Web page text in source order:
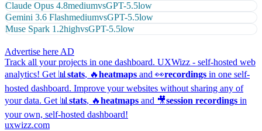
Claude Opus 4.8mediumvsGPT-5.5low
Gemini 3.6 FlashmediumvsGPT-5.5low
Muse Spark 1.2highvsGPT-5.5low
Advertise here AD
Track all your projects in one dashboard. UXWizz - self-hosted web
analytics! Get 📊 stats, 🔥heatmaps and 👀recordings in one self-
hosted dashboard. Improve your websites without sharing any of
your data. Get 📊 stats, 🔥heatmaps and 🎥session recordings in
your own, self-hosted dashboard!
uxwizz.com